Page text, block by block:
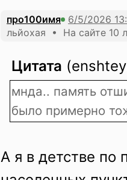
про100имя
льйохая • На сайте 10
Цитата
мнда.. память
было примерно
А я в детстве по